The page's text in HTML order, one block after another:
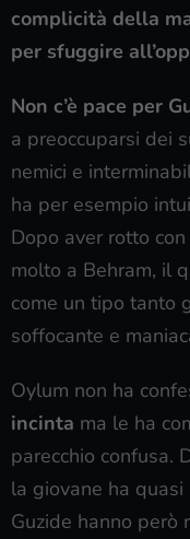
complicità della
per sfuggire
Non c’è pace per
a preoccuparsi dei
nemici e
ha per esempio
Dopo aver rotto
molto a Behram, il
come un tipo tanto
soffocante e
Oylum non ha
incinta ma le ha
parecchio confusa.
la giovane ha
Guzide hanno però